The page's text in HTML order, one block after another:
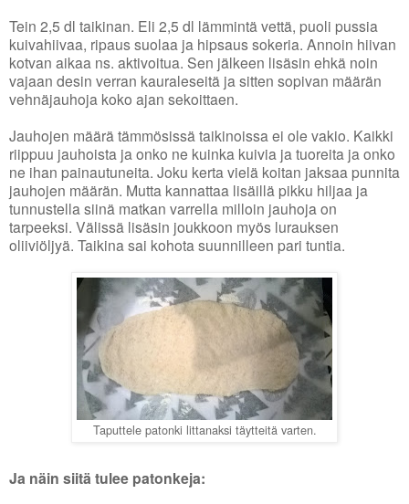
Tein 2,5 dl taikinan. Eli 2,5 dl lämmintä vettä, puoli pussia
kuivahiivaa, ripaus suolaa ja hipsaus sokeria. Annoin hiivan
kotvan aikaa ns. aktivoitua. Sen jälkeen lisäsin ehkä noin
vajaan desin verran kauraleseitä ja sitten sopivan määrän
vehnäjauhoja koko ajan sekoittaen.
Jauhojen määrä tämmösissä taikinoissa ei ole vakio. Kaikki
riippuu jauhoista ja onko ne kuinka kuivia ja tuoreita ja onko
ne ihan painautuneita. Joku kerta vielä koitan jaksaa punnita
jauhojen määrän. Mutta kannattaa lisäillä pikku hiljaa ja
tunnustella siinä matkan varrella milloin jauhoja on
tarpeeksi. Välissä lisäsin joukkoon myös lurauksen
oliiviöljyä. Taikina sai kohota suunnilleen pari tuntia.
Taputtele patonki littanaksi täytteitä varten.
Ja näin siitä tulee patonkeja: